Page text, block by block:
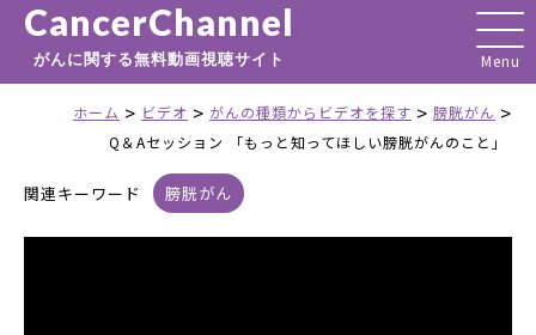
CancerChannel
がんに関する無料動画視聴サイト
ホーム > ビデオ > がんの種類からビデオを探す > 膀胱がん >
Q＆Aセッション 「もっと知ってほしい膀胱がんのこと」
関連キーワード 膀胱がん